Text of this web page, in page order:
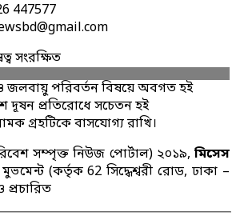
447577
সংরক্ষিত
জলবায়ু পরিবর্তন বিষয়ে অবগত হই
দূষন প্রতিরোধে সচেতন হই
গ্রহটিকে বাসযোগ্য রাখি।
সম্পৃক্ত নিউজ পোর্টাল) ২০১৯, মিসেস
মুভমেন্ট (কর্তৃক 62 সিদ্ধেশ্বরী রোড, ঢাকা –
প্রচারিত